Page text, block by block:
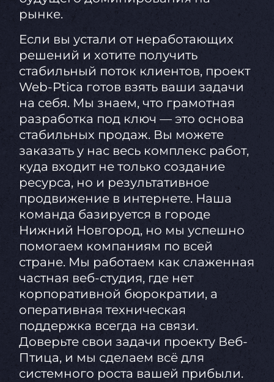
рынке.
Если вы устали от неработающих
решений и хотите получить
стабильный поток клиентов, проект
Web-Ptica готов взять ваши задачи
на себя. Мы знаем, что грамотная
разработка под ключ — это основа
стабильных продаж. Вы можете
заказать у нас весь комплекс работ,
куда входит не только создание
ресурса, но и результативное
продвижение в интернете. Наша
команда базируется в городе
Нижний Новгород, но мы успешно
помогаем компаниям по всей
стране. Мы работаем как слаженная
частная веб-студия, где нет
корпоративной бюрократии, а
оперативная техническая
поддержка всегда на связи.
Доверьте свои задачи проекту Веб-
Птица, и мы сделаем всё для
системного роста вашей прибыли.